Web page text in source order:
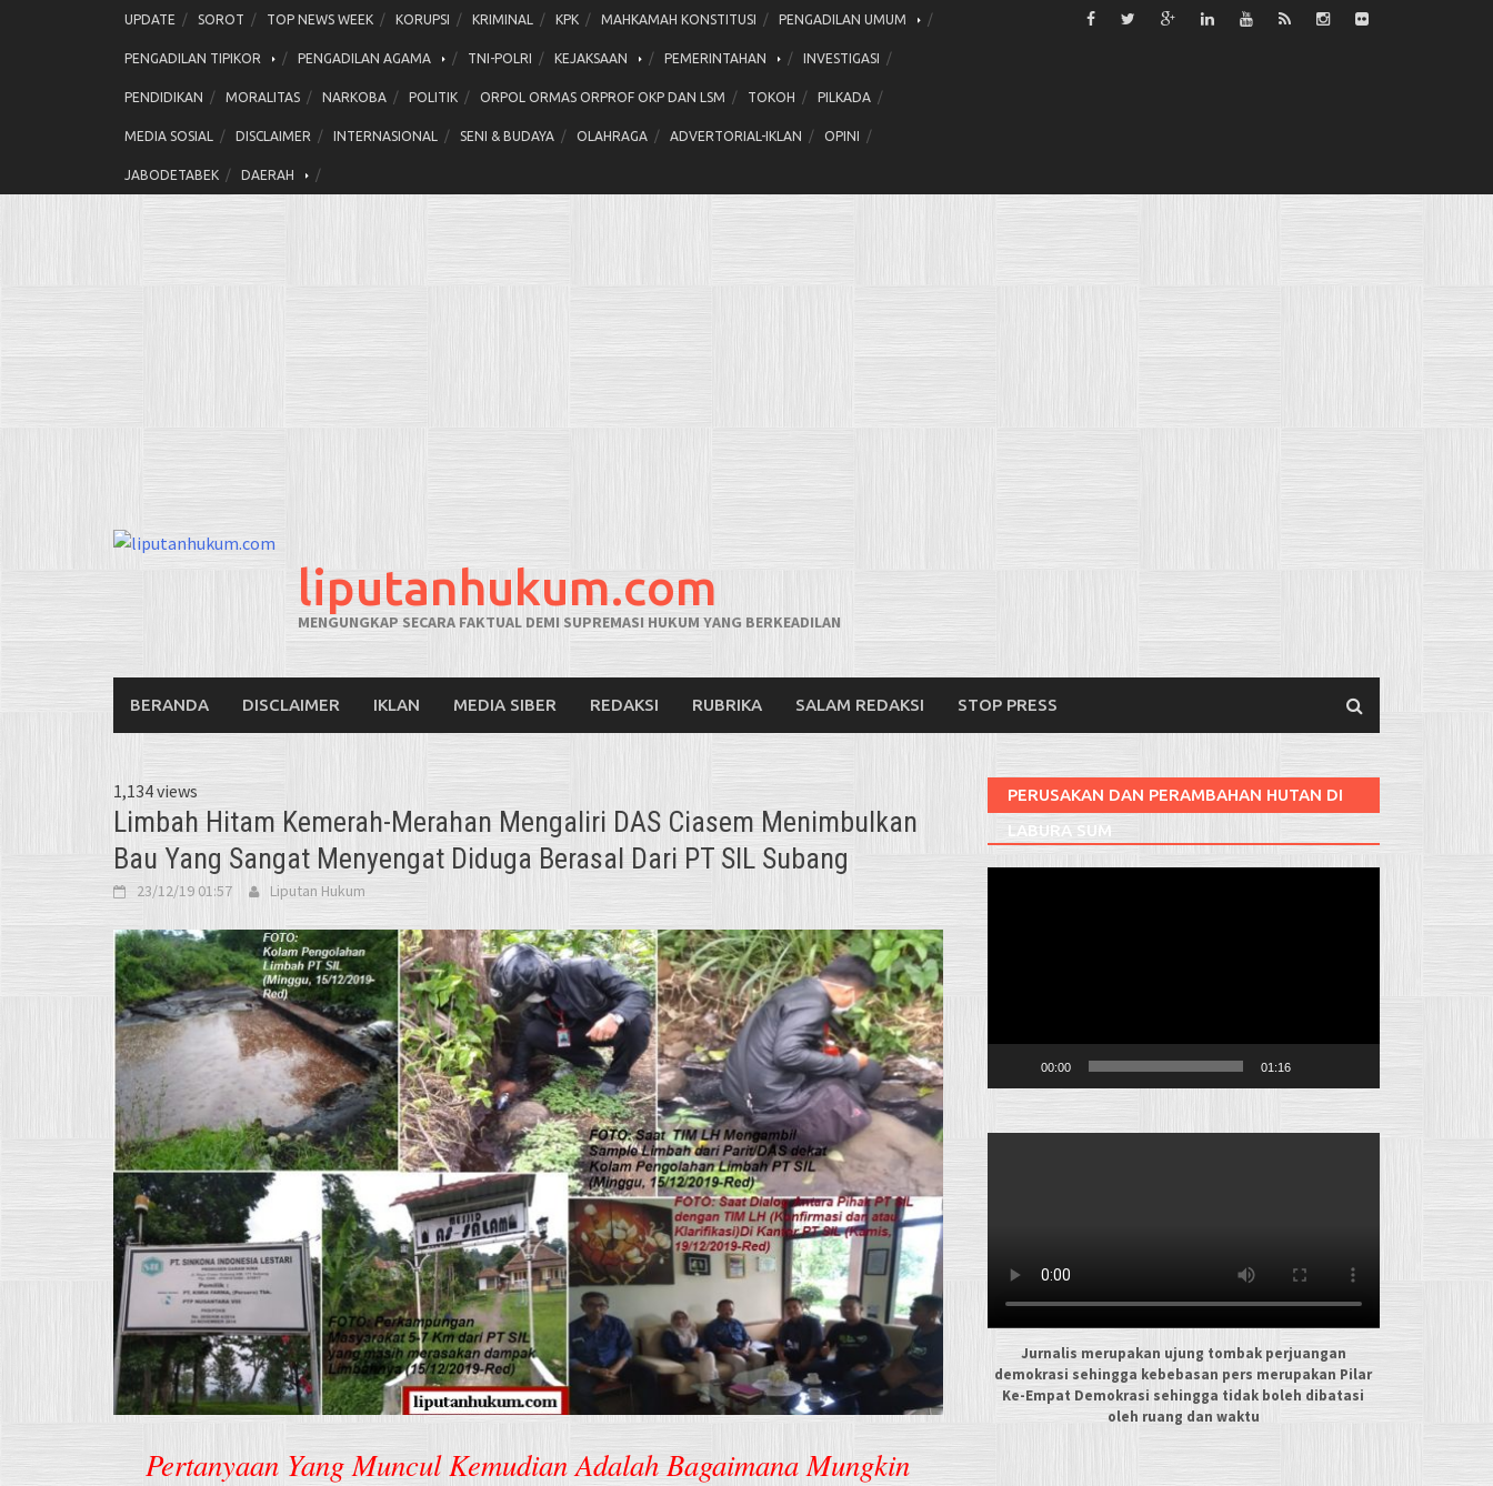
UPDATE SOROT TOP NEWS WEEK KORUPSI KRIMINAL KPK MAHKAMAH KONSTITUSI PENGADILAN UMUM
PENGADILAN TIPIKOR PENGADILAN AGAMA TNI-POLRI KEJAKSAAN PEMERINTAHAN INVESTIGASI
PENDIDIKAN MORALITAS NARKOBA POLITIK ORPOL ORMAS ORPROF OKP DAN LSM TOKOH PILKADA
MEDIA SOSIAL DISCLAIMER INTERNASIONAL SENI & BUDAYA OLAHRAGA ADVERTORIAL-IKLAN OPINI
JABODETABEK DAERAH
liputanhukum.com
MENGUNGKAP SECARA FAKTUAL DEMI SUPREMASI HUKUM YANG BERKEADILAN
BERANDA DISCLAIMER IKLAN MEDIA SIBER REDAKSI RUBRIKA SALAM REDAKSI STOP PRESS
1,134 views
Limbah Hitam Kemerah-Merahan Mengaliri DAS Ciasem Menimbulkan
Bau Yang Sangat Menyengat Diduga Berasal Dari PT SIL Subang
23/12/19 01:57 Liputan Hukum
Pertanyaan Yang Muncul Kemudian Adalah Bagaimana Mungkin
PERUSAKAN DAN PERAMBAHAN HUTAN DI
LABURA SUM
00:00 01:16
Jurnalis merupakan ujung tombak perjuangan
demokrasi sehingga kebebasan pers merupakan Pilar
Ke-Empat Demokrasi sehingga tidak boleh dibatasi
oleh ruang dan waktu